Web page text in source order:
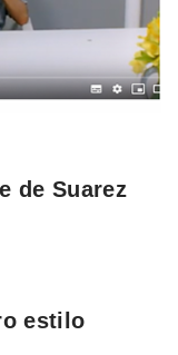
de Suarez
estilo